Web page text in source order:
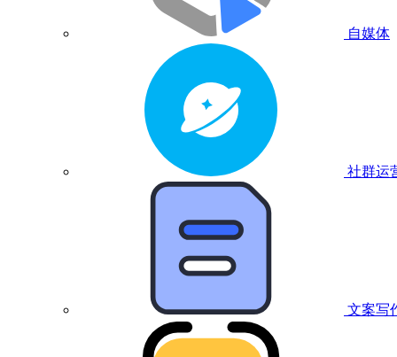
自媒体
社群运
文案写